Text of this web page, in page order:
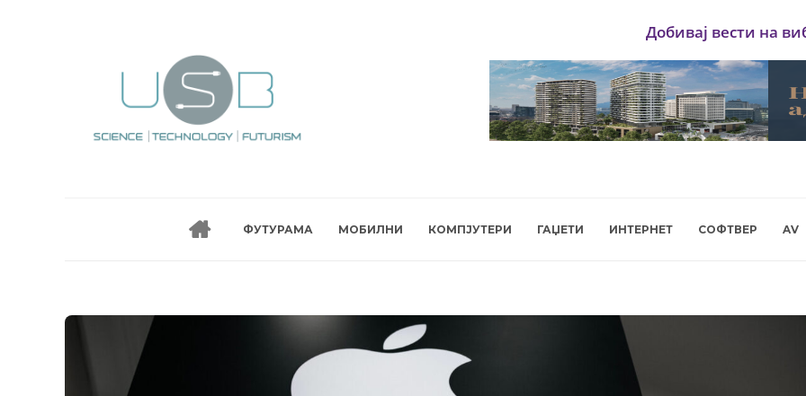
Добивај вести на
ФУТУРАМА МОБИЛНИ КОМПЈУТЕРИ ГАЏЕТИ ИНТЕРНЕТ СОФТВЕР AV